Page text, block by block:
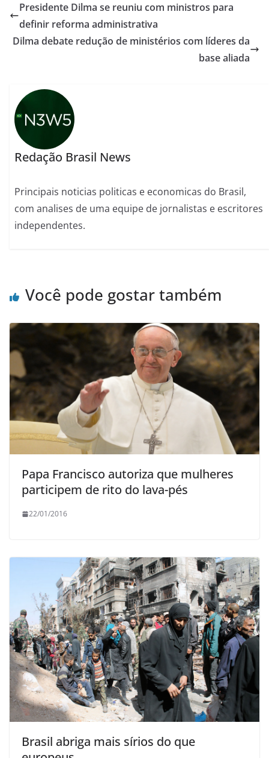
Presidente Dilma se reuniu com ministros para
definir reforma administrativa
Dilma debate redução de ministérios com líderes da
base aliada
Redação Brasil News
Principais noticias politicas e economicas do Brasil,
com analises de uma equipe de jornalistas e escritores
independentes.
Você pode gostar também
Papa Francisco autoriza que mulheres
participem de rito do lava-pés
22/01/2016
Brasil abriga mais sírios do que